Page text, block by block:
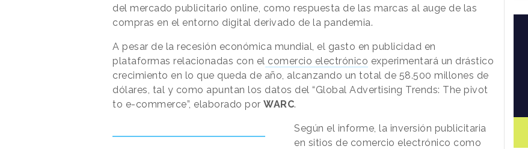
del mercado publicitario online, como respuesta de las marcas al auge de las
compras en el entorno digital derivado de la pandemia.
A pesar de la recesión económica mundial, el gasto en publicidad en
plataformas relacionadas con el comercio electrónico experimentará un drástico
crecimiento en lo que queda de año, alcanzando un total de 58.500 millones de
dólares, tal y como apuntan los datos del “Global Advertising Trends: The pivot
to e-commerce”, elaborado por WARC.
Según el informe, la inversión publicitaria
en sitios de comercio electrónico como